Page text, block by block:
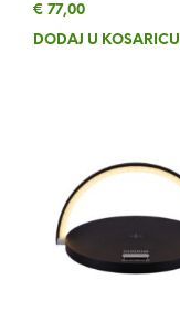
€ 77,00
DODAJ U KOŠARICU